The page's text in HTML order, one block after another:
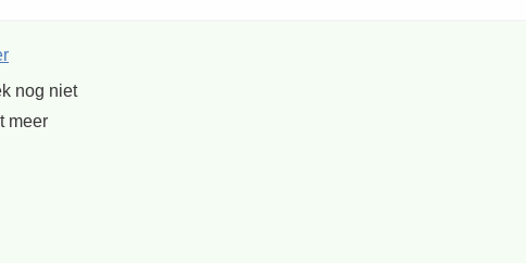
nog niet
meer